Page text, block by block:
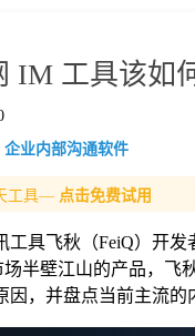
IM 工具该
企业内部沟通软件
工具— 点击免费试用
工具飞秋（FeiQ）开
半壁江山的产品，飞
，并盘点当前主流